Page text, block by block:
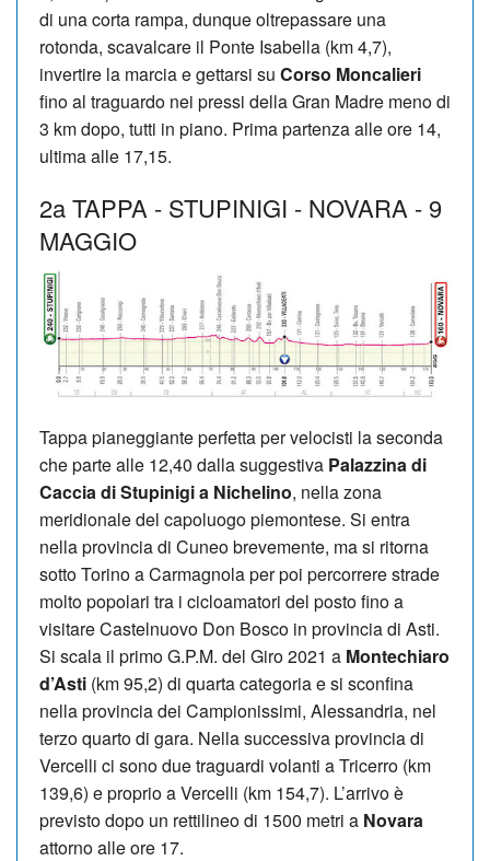
di una corta rampa, dunque oltrepassare una
rotonda, scavalcare il Ponte Isabella (km 4,7),
invertire la marcia e gettarsi su Corso Moncalieri
fino al traguardo nei pressi della Gran Madre meno di
3 km dopo, tutti in piano. Prima partenza alle ore 14,
ultima alle 17,15.
2a TAPPA - STUPINIGI - NOVARA - 9
MAGGIO
Tappa pianeggiante perfetta per velocisti la seconda
che parte alle 12,40 dalla suggestiva Palazzina di
Caccia di Stupinigi a Nichelino, nella zona
meridionale del capoluogo piemontese. Si entra
nella provincia di Cuneo brevemente, ma si ritorna
sotto Torino a Carmagnola per poi percorrere strade
molto popolari tra i cicloamatori del posto fino a
visitare Castelnuovo Don Bosco in provincia di Asti.
Si scala il primo G.P.M. del Giro 2021 a Montechiaro
d’Asti (km 95,2) di quarta categoria e si sconfina
nella provincia dei Campionissimi, Alessandria, nel
terzo quarto di gara. Nella successiva provincia di
Vercelli ci sono due traguardi volanti a Tricerro (km
139,6) e proprio a Vercelli (km 154,7). L’arrivo è
previsto dopo un rettilineo di 1500 metri a Novara
attorno alle ore 17.